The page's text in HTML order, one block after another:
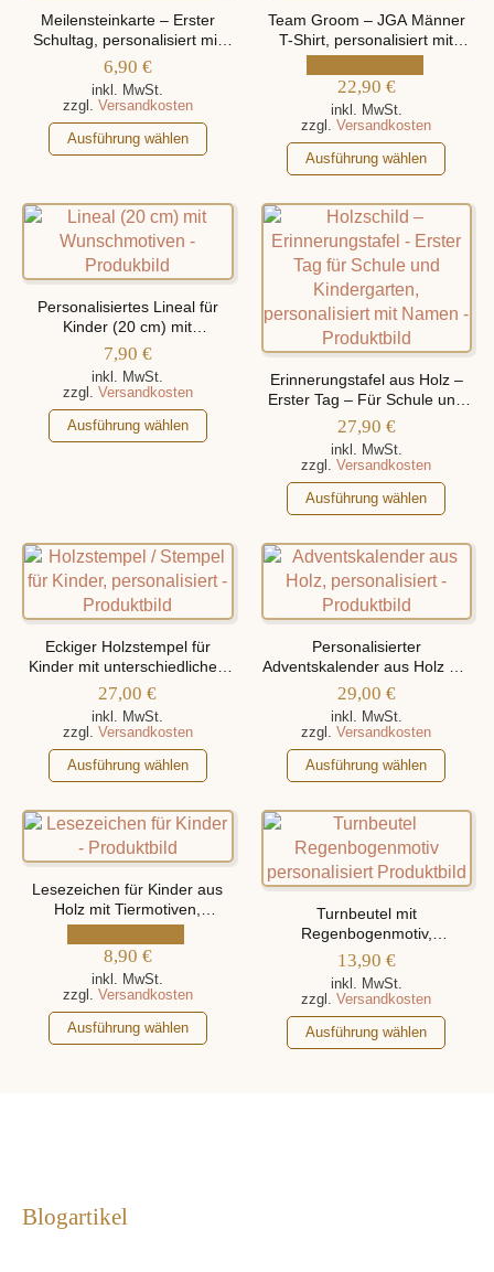
Die
Optionen
können
der
Produktseite
gewählt
Die
Optionen
können
Produktseite
gewählt
werden
Meilensteinkarte – Erster
Schultag, personalisiert mit
Namen und
Einschulungsdatum
6,90 €
inkl. MwSt.
zzgl. Versandkosten
Ausführung wählen
Dieses
Produkt
mehrere
Varianten
Die
Optionen
können
Produktseite
gewählt
werden
Team Groom – JGA Männer
T-Shirt, personalisiert mit
Namen des Hochzeitspaars
22,90 €
inkl. MwSt.
zzgl.Versandkosten
Ausführung wählen
Dieses
Produkt
weist
mehrere
Varianten
auf.
Optionen
können
auf
der
Produktseite
gewählt
werden
Personalisiertes Lineal für
Kinder (20 cm) mit
verschiedenen Motiven
7,90 €
inkl. MwSt.
zzgl. Versandkosten
Ausführung wählen
Dieses
Produkt
auf.
Die
Optionen
können
auf
der
Produktseite
gewählt
werden
Erinnerungstafel aus Holz –
Erster Tag – Für Schule und
Kindergarten, personalisiert
mit Namen
27,90 €
inkl. MwSt.
zzgl.Versandkosten
Ausführung wählen
Dieses
Produkt
weist
mehrere
Varianten
auf.
Die
Optionen
können
der
Produktseite
gewählt
werden
Eckiger Holzstempel für
Kinder mit unterschiedlichen
Motiven, personalisiert mit
Name
27,00€
inkl. MwSt.
zzgl. Versandkosten
Ausführung wählen
Dieses
Produkt
weist
mehrere
Varianten
Die
Optionen
können
der
Produktseite
gewählt
Personalisierter
Adventskalender aus Holz mit
Namen
29,00 €
inkl. MwSt.
zzgl.Versandkosten
Ausführung wählen
Dieses
Produkt
weist
mehrere
Varianten
auf.
Optionen
können
der
Produktseite
gewählt
Lesezeichen für Kinder aus
Holz mit Tiermotiven,
personalisiert mit Name
8,90 €
inkl. MwSt.
zzgl. Versandkosten
Ausführung wählen
Dieses
Produkt
können
Turnbeutel mit
Regenbogenmotiv,
personalisiert mit Namen
13,90 €
inkl. MwSt.
zzgl.Versandkosten
Ausführung wählen
Dieses
Produkt
Blogartikel